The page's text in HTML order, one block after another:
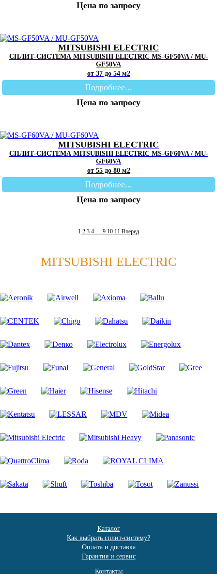
Цена по запросу
MITSUBISHI ELECTRIC
СПЛИТ-СИСТЕМА MITSUBISHI ELECTRIC MS-GF50VA / MU-
GF50VA
от 37 до 54 м2
Подробнее...
Цена по запросу
MITSUBISHI ELECTRIC
СПЛИТ-СИСТЕМА MITSUBISHI ELECTRIC MS-GF60VA / MU-
GF60VA
от 55 до 80 м2
Подробнее...
Цена по запросу
1 2 3 4 9 10 11 Вперед
MITSUBISHI ELECTRIC
Каталог
Как выбрать сплит-систему?
Оплата и доставка
Гарантия и сервис
Контакты